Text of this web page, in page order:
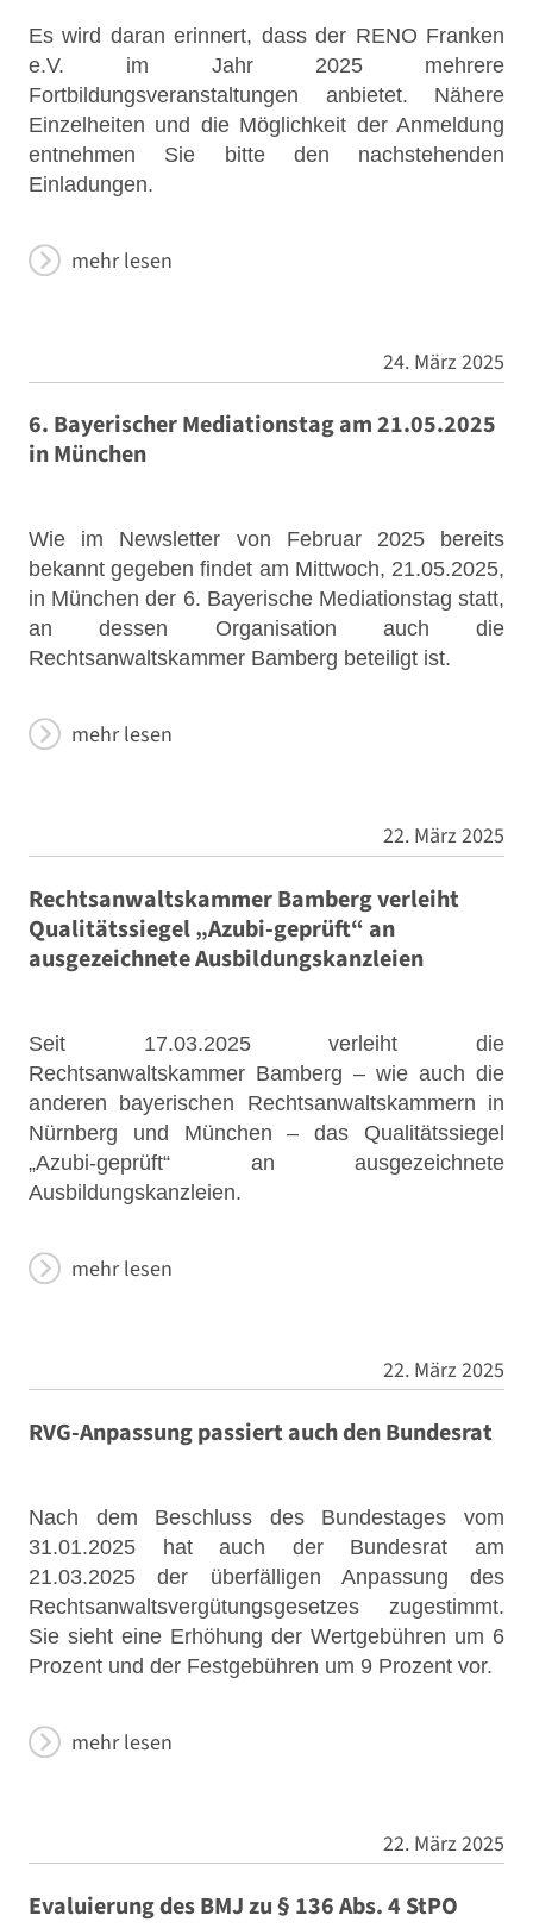
Es wird daran erinnert, dass der RENO Franken
e.V. im Jahr 2025 mehrere
Fortbildungsveranstaltungen anbietet. Nähere
Einzelheiten und die Möglichkeit der Anmeldung
entnehmen Sie bitte den nachstehenden
Einladungen.
mehr lesen
24. März 2025
6. Bayerischer Mediationstag am 21.05.2025
in München
Wie im Newsletter von Februar 2025 bereits
bekannt gegeben findet am Mittwoch, 21.05.2025,
in München der 6. Bayerische Mediationstag statt,
an dessen Organisation auch die
Rechtsanwaltskammer Bamberg beteiligt ist.
mehr lesen
22. März 2025
Rechtsanwaltskammer Bamberg verleiht
Qualitätssiegel „Azubi-geprüft“ an
ausgezeichnete Ausbildungskanzleien
Seit 17.03.2025 verleiht die
Rechtsanwaltskammer Bamberg – wie auch die
anderen bayerischen Rechtsanwaltskammern in
Nürnberg und München – das Qualitätssiegel
„Azubi-geprüft“ an ausgezeichnete
Ausbildungskanzleien.
mehr lesen
22. März 2025
RVG-Anpassung passiert auch den Bundesrat
Nach dem Beschluss des Bundestages vom
31.01.2025 hat auch der Bundesrat am
21.03.2025 der überfälligen Anpassung des
Rechtsanwaltsvergütungsgesetzes zugestimmt.
Sie sieht eine Erhöhung der Wertgebühren um 6
Prozent und der Festgebühren um 9 Prozent vor.
mehr lesen
22. März 2025
Evaluierung des BMJ zu § 136 Abs. 4 StPO